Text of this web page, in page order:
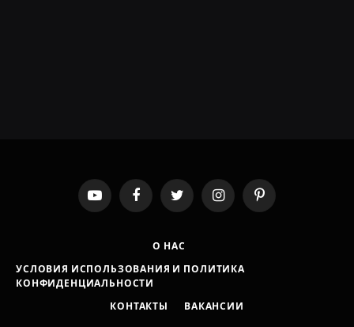
YouTubeFacebookTwitter InstagramPinterest
О НАС
УСЛОВИЯ ИСПОЛЬЗОВАНИЯ И ПОЛИТИКА
КОНФИДЕНЦИАЛЬНОСТИ
КОНТАКТЫ
ВАКАНСИИ